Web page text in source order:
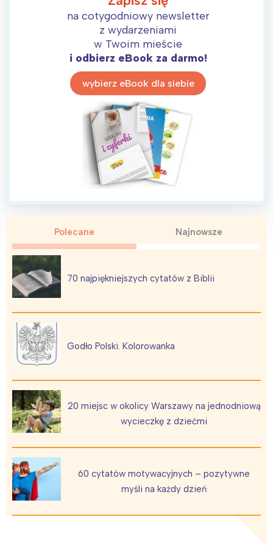
na cotygodniowy newsletter
z wydarzeniami
w Twoim mieście
i odbierz eBook za darmo!
wybierz eBook dla siebie
Polecane Najnowsze
70 najpiękniejszych cytatów z Biblii
Godło Polski. Kolorowanka
20 miejsc w okolicy Warszawy na jednodniową
wycieczkę z dziećmi
60 cytatów motywacyjnych – pozytywne
myśli na każdy dzień